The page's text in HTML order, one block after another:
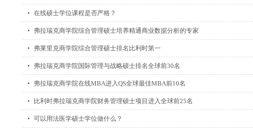
在线硕士学位课程是否严格？
弗拉瑞克商学院综合管理硕士培养精通商业数据分析的专家
弗莱里克商学院综合管理硕士排名比利时第一
弗拉瑞克商学院国际管理与战略硕士排名全球前30名
弗拉瑞克商学院在线MBA进入QS全球最佳MBA前10名
比利时弗拉瑞克商学院财务管理硕士项目进入全球前25名
可以用法医学硕士学位做什么？